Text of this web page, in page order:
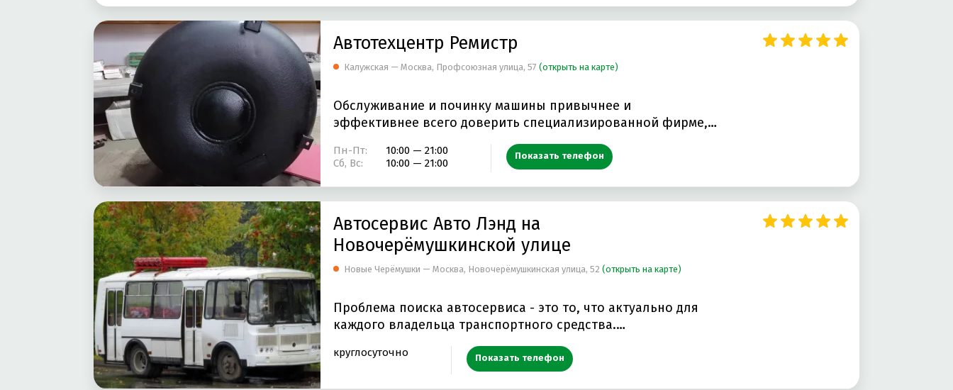
Автотехцентр Ремистр
Калужская — Москва, Профсоюзная улица, 57 (открыть на карте)
Обслуживание и починку машины привычнее и
эффективнее всего доверить специализированной фирме,
Пн-Пт:
10:00 — 21:00
Сб, Вс:
10:00 — 21:00 Показать телефон
Автосервис Авто Лэнд на
Новочерёмушкинской улице
Новые Черёмушки — Москва, Новочерёмушкинская улица, 52 (открыть на карте)
Проблема поиска автосервиса - это то, что актуально для
каждого владельца транспортного средства.…
круглосуточно Показать телефон